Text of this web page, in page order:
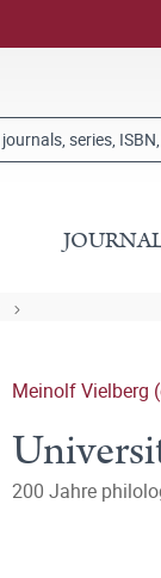
Meinolf Vielberg
200 Jahre